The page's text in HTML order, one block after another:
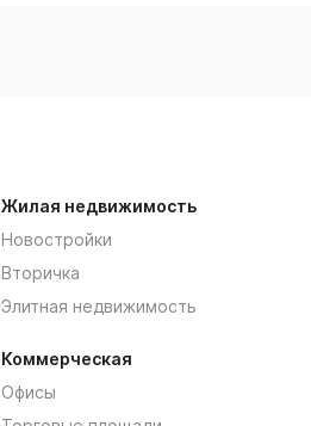
Жилая недвижимость
Новостройки
Вторичка
Элитная недвижимость
Коммерческая
Офисы